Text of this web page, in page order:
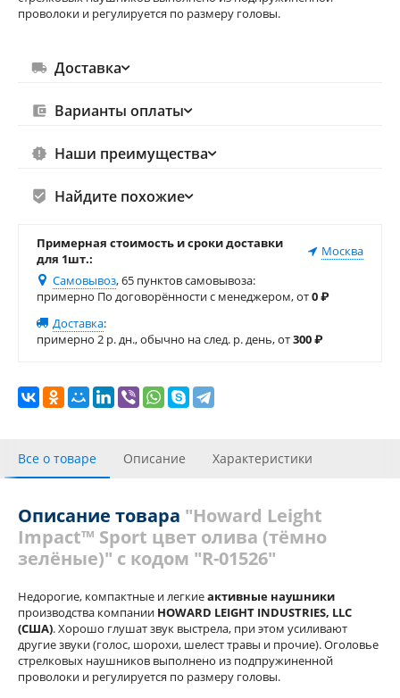
проволоки и регулируется по размеру головы.
Доставка
Варианты оплаты
Наши преимущества
Найдите похожие
Примерная стоимость и сроки доставки
для 1шт.:
Москва
Самовывоз, 65 пунктов самовывоза:
примерно По договорённости с менеджером, от0₽
Доставка:
примерно 2 р. дн., обычно на след. р. день, от300₽
Все о товаре Описание Характеристики
Отзывы (23) Похожие товары Теги
Описание товара "Howard Leight
Impact™ Sport цвет олива (тёмно
зелёные)" с кодом "R-01526"
Недорогие, компактные и легкиеактивные наушники
производства компании HOWARD LEIGHT INDUSTRIES, LLC
(США). Хорошо глушат звук выстрела, при этом усиливают
другие звуки (голос, шорохи, шелест травы и прочие). Оголовье
стрелковых наушников выполнено из подпружиненной
проволоки и регулируется по размеру головы.